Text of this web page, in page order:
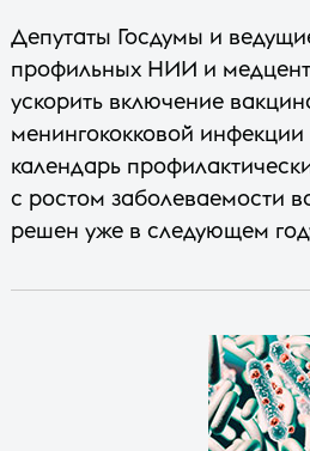
Депутаты Госдумы и
профильных НИИ и
ускорить включение
менингококковой
календарь
с ростом заболеваемости
решен уже в следующем